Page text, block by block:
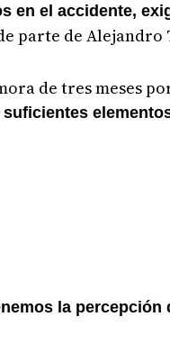
en el accidente,
parte de Alejandro
de tres meses
la